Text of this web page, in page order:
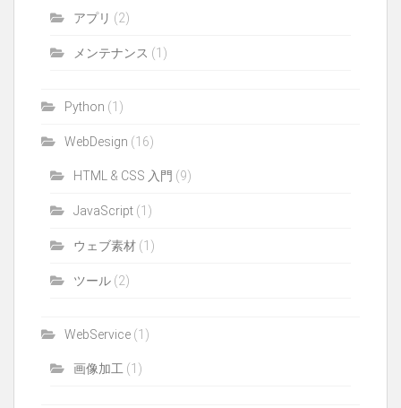
アプリ (2)
メンテナンス (1)
Python (1)
WebDesign (16)
HTML & CSS 入門 (9)
JavaScript (1)
ウェブ素材 (1)
ツール (2)
WebService (1)
画像加工 (1)